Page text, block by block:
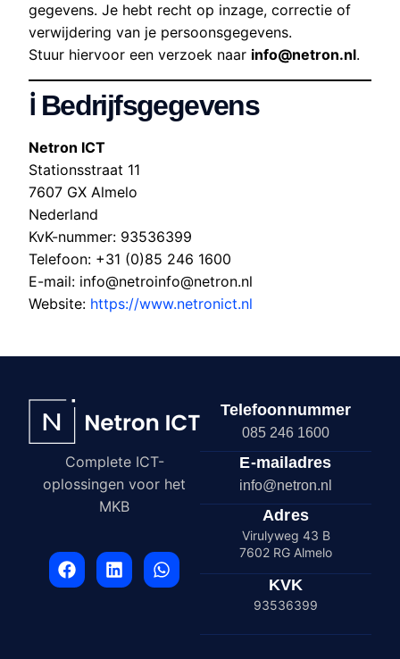
gegevens. Je hebt recht op inzage, correctie of
verwijdering van je persoonsgegevens.
Stuur hiervoor een verzoek naar info@netron.nl.
ℹ️ Bedrijfsgegevens
Netron ICT
Stationsstraat 11
7607 GX Almelo
Nederland
KvK-nummer: 93536399
Telefoon: +31 (0)85 246 1600
E-mail: info@netroinfo@netron.nl
Website: https://www.netronict.nl
Complete ICT-
oplossingen voor het
MKB
Telefoonnummer
085 246 1600
E-mailadres
info@netron.nl
Adres
Virulyweg 43 B
7602 RG Almelo
KVK
93536399